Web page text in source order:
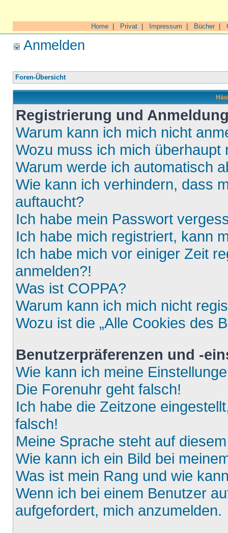
Home Privat Impressum Bücher|
Anmelden
Foren-Übersicht
Registrierung und
Warum kann ich mich nicht
Wozu muss ich mich überhaupt
Warum werde ich automatisch
Wie kann ich verhindern, dass
auftaucht?
Ich habe mein Passwort
Ich habe mich registriert, kann
Ich habe mich vor einiger Zeit
anmelden?!
Was ist COPPA?
Warum kann ich mich nicht
Wozu ist die „Alle Cookies des
Benutzerpräferenzen und -
Wie kann ich meine
Die Forenuhr geht falsch!
Ich habe die Zeitzone
falsch!
Meine Sprache steht auf
Wie kann ich ein Bild bei
Was ist mein Rang und wie
Wenn ich bei einem Benutzer
aufgefordert, mich anzumelden.